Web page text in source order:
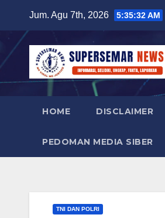
content
Jum. Agu 7th, 2026 5:35:33 AM
HOME DISCLAIMER
PEDOMAN MEDIA SIBER
TNI DAN POLRI